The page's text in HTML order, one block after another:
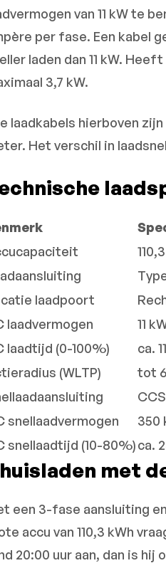
van 11 kW te
per fase. Een kabel
laden dan 11 kW.
3,7 kW.
laadkabels hierboven
Het verschil in
laadpoort
laadvermogen
11
laadtijd (0-100%)
ca.
(WLTP)
tot
CCS
snellaadvermogen
350
snellaadtijd (10-80%)ca.
met
een 3-fase aansluiting
accu van 110,3 kWh
20:00 uur aan, dan is hij